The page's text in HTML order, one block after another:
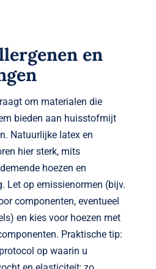
en
om materialen die
bieden aan huisstofmijt
Natuurlijke latex en
hier sterk, mits
hoezen en
Let op emissienormen (bijv.
componenten, eventueel
en kies voor hoezen met
Praktische tip:
op waarin u